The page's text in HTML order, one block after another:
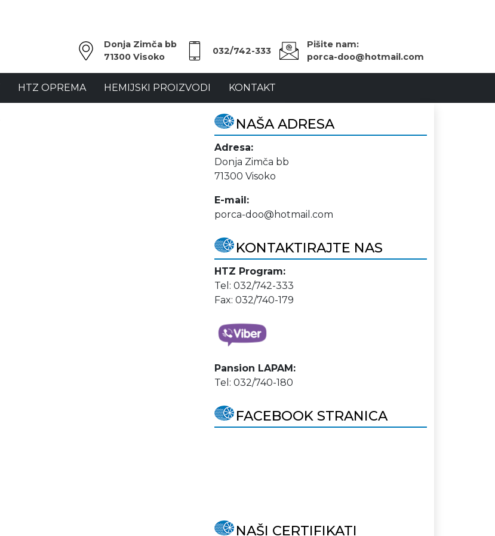
Donja Zimča bb
71300 Visoko
032/742-333
Pišite nam:
porca-doo@hotmail.com
HTZ OPREMA HEMIJSKI PROIZVODI KONTAKT
NAŠA ADRESA
Adresa:
Donja Zimča bb
71300 Visoko
E-mail:
porca-doo@hotmail.com
KONTAKTIRAJTE NAS
HTZ Program:
Tel: 032/742-333
Fax: 032/740-179
Pansion LAPAM:
Tel: 032/740-180
FACEBOOK STRANICA
NAŠI CERTIFIKATI